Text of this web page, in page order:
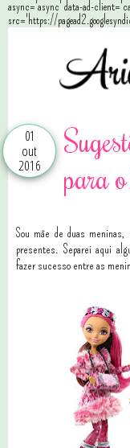
async='async' data-ad-
src='https://
01
out
2016
para
Sou mãe de duas
presentes. Separei aqui
fazer sucesso entre as